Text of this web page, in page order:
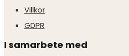
Villkor
GDPR
I samarbete med